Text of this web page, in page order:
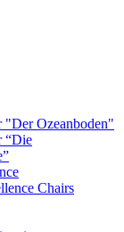
"Der Ozeanboden"
“Die
Chairs